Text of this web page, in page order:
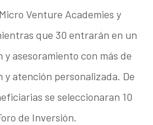
Venture Academies y
que 30 entrarán en un
asesoramiento con más de
y atención personalizada. De
se seleccionaran 10
de Inversión.